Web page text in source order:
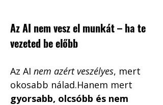
Az AI nem vesz el munkát – ha te
vezeted be előbb
Az AI nem azért veszélyes, mert
okosabb nálad.Hanem mert
gyorsabb, olcsóbb és nem